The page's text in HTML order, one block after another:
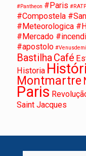
#Pantheon #Paris #RATP
#Compostela
#Meteorologica
#Mercado
#apostolo
BastilhaCafé
Historia
Montmartre
Paris
Saint Jacques